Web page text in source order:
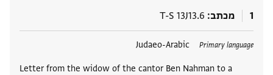
1 מכתב T-S 13J13.6
Primary language
Judaeo-Arabic
Letter from the widow of the cantor Ben Nahman to a
תגים